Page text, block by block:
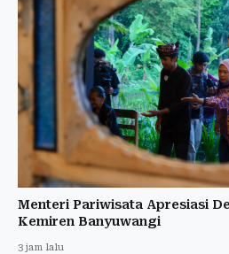
Menteri Pariwisata Apresiasi
Kemiren Banyuwangi
3 jam lalu